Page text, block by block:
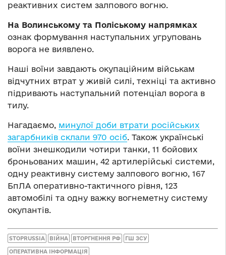
реактивних систем залпового вогню.
На Волинському та Поліському напрямках
ознак формування наступальних угруповань
ворога не виявлено.
Наші воїни завдають окупаційним військам
відчутних втрат у живій силі, техніці та активно
підривають наступальний потенціал ворога в
тилу.
Нагадаємо, минулої доби втрати російських
загарбників склали 970 осіб. Також українські
воїни знешкодили чотири танки, 11 бойових
броньованих машин, 42 артилерійські системи,
одну реактивну систему залпового вогню, 167
БпЛА оперативно-тактичного рівня, 123
автомобілі та одну важку вогнеметну систему
окупантів.
STOPRUSSIA ВІЙНА ВТОРГНЕННЯ РФ ГШ ЗСУ
ОПЕРАТИВНА ІНФОРМАЦІЯ